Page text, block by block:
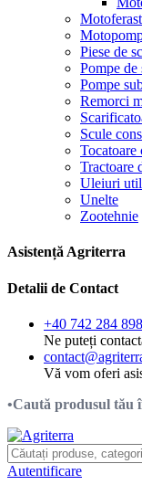
Piese de
Pompe de
Pompe
Remorci
Scule
Tocatoare
Tractoare
Uleiuri
Unelte
Zootehnie
Asistență Agriterra
Detalii de Contact
+40 742 284 898
Ne puteți
Vă vom oferi
•Caută produsul tău
Autentificare